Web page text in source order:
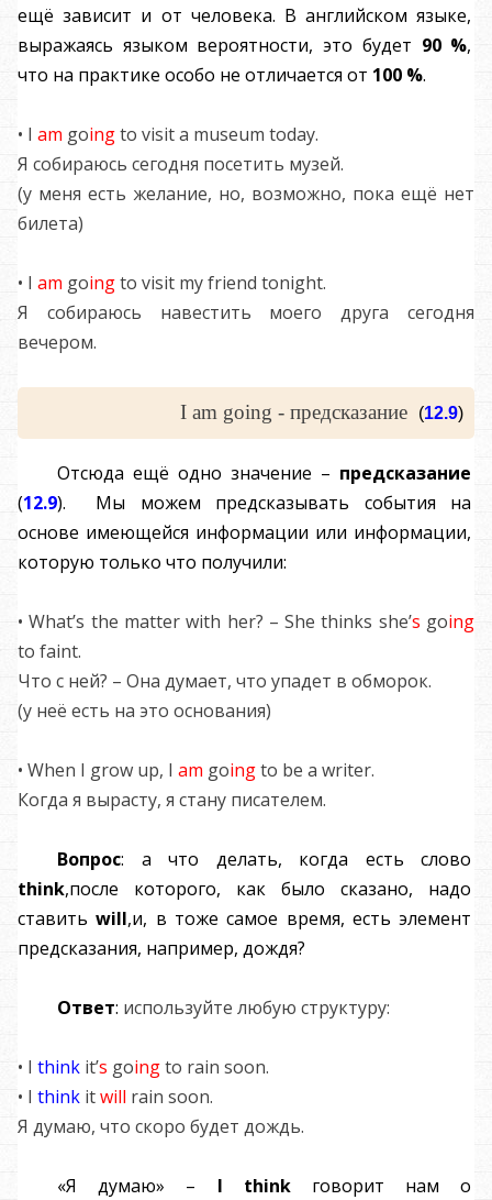
ещё зависит и от человека. В английском языке,
выражаясь языком вероятности, это будет 90 %,
что на практике особо не отличается от 100 %.
• I am goingto visit a museum today.
Я собираюсь сегодня посетить музей.
(у меня есть желание, но, возможно, пока ещё нет
билета)
• I am goingto visit my friend tonight.
Я собираюсь навестить моего друга сегодня
вечером.
I am going - предсказание (12.9)
Отсюда ещё одно значение – предсказание
(12.9). Мы можем предсказывать события на
основе имеющейся информации или информации,
которую только что получили:
• What’s the matter with her? – She thinks she’s going
to faint.
Что с ней? – Она думает, что упадет в обморок.
(у неё есть на это основания)
• When I grow up, I am goingto be a writer.
Когда я вырасту, я стану писателем.
Вопрос: а что делать, когда есть слово
think,после которого, как было сказано, надо
ставитьwill,и, в тоже самое время, есть элемент
предсказания, например, дождя?
Ответ: используйте любую структуру:
• I think it’s goingto rain soon.
• I think itwill rain soon.
Я думаю, что скоро будет дождь.
«Я думаю» – I thinkговорит нам о